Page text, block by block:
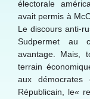
électorale
avait permis à
Le discours anti-
Sudpermet au
avantage. Mais,
terrain
aux
Républicain, le«